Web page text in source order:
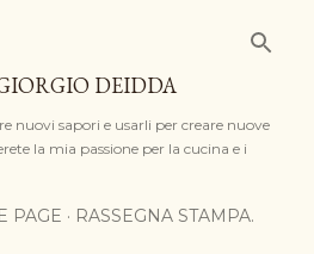
DEIDDA
nuovi sapori e usarli per creare nuove
la mia passione per la cucina e i
PAGE RASSEGNA STAMPA.